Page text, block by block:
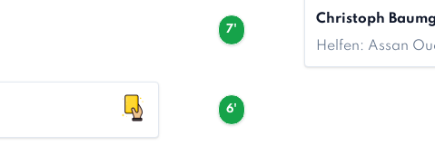
7'
Christoph
Helfen: Assan
6'